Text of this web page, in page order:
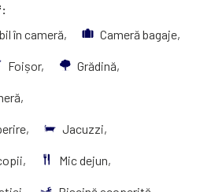
în cameră,
Cameră bagaje,
Foișor, Grădină,
Jacuzzi,
Mic dejun,